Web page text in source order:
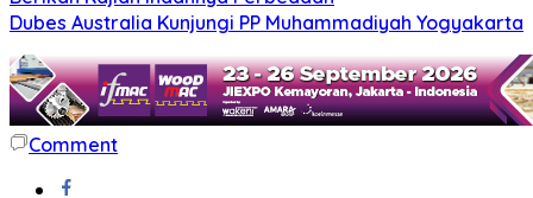
Dubes Australia Kunjungi PP Muhammadiyah Yogyakarta
Comment